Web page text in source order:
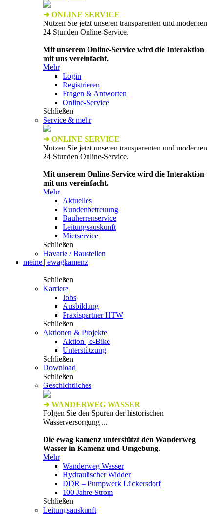
➜ ONLINE SERVICE
Nutzen Sie jetzt unseren transparenten und modernen
24 Stunden Online-Service.
Mit unserem Online-Service wird die Interaktion
mit uns vereinfacht.
Mehr
Login
Registrieren
Fragen & Antworten
Online-Service
Schließen
Service & mehr
➜ ONLINE SERVICE
Nutzen Sie jetzt unseren transparenten und modernen
24 Stunden Online-Service.
Mit unserem Online-Service wird die Interaktion
mit uns vereinfacht.
Mehr
Aktuelles
Kundenbetreuung
Bauherrenservice
Leitungsauskunft
Mietservice
Schließen
Havarie / Baustellen
meine | ewagkamenz
Schließen
Karriere
Jobs
Ausbildung
Praxispartner HTW
Schließen
Aktionen & Projekte
Aktion | e-Bike
Unterstützung
Schließen
Download
Schließen
Geschichtliches
➜ WANDERWEG WASSER
Folgen Sie den Spuren der historischen
Wasserversorgung ...
Die ewag kamenz unterstützt den Wanderweg
Wasser in Kamenz und Umgebung.
Mehr
Wanderweg Wasser
Hydraulischer Widder
DDR – Pumpwerk Lückersdorf
100 Jahre Strom
Schließen
Leitungsauskunft